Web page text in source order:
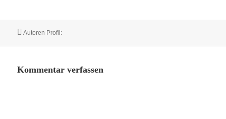
Autor
Autoren Profil:
Kommentar verfassen